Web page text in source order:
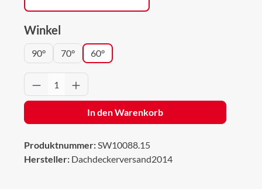
Winkel
90° 70° 60°
Produkt Anzahl: Gib den gewünschten
In den Warenkorb
Produktnummer:SW10088.15
Hersteller: Dachdeckerversand2014